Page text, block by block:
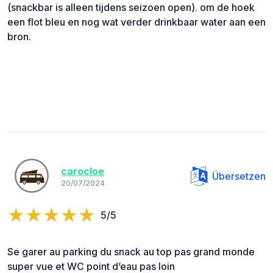
(snackbar is alleen tijdens seizoen open). om de hoek
een flot bleu en nog wat verder drinkbaar water aan een
bron.
carocloe
20/07/2024
Übersetzen
5/5
Se garer au parking du snack au top pas grand monde
super vue et WC point d’eau pas loin